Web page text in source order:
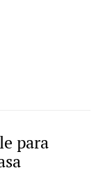
para